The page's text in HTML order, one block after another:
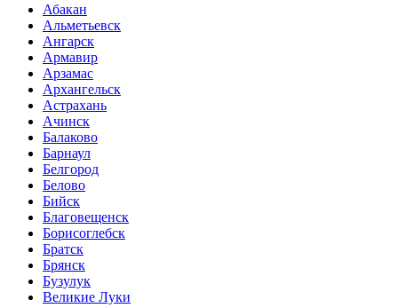
Абакан
Альметьевск
Ангарск
Армавир
Арзамас
Архангельск
Астрахань
Ачинск
Балаково
Барнаул
Белгород
Белово
Бийск
Благовещенск
Борисоглебск
Братск
Брянск
Бузулук
Великие Луки